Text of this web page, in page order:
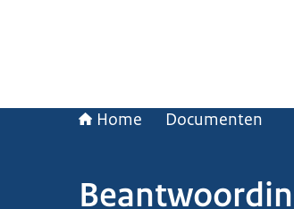
Home Documenten